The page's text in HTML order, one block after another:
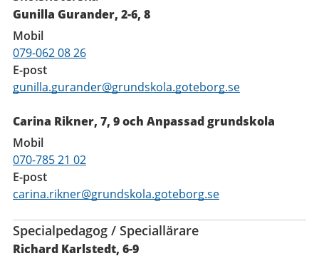
Gunilla Gurander, 2-6, 8
Mobil
079-062 08 26
E-post
gunilla.gurander@grundskola.goteborg.se
Carina Rikner, 7, 9 och Anpassad grundskola
Mobil
070-785 21 02
E-post
carina.rikner@grundskola.goteborg.se
Specialpedagog / Speciallärare
Richard Karlstedt, 6-9